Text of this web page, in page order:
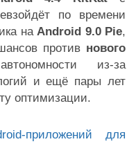
по времени
на Android 9.0 Pie,
против нового
из-за
и ещё пары лет
оптимизации.
приложений для